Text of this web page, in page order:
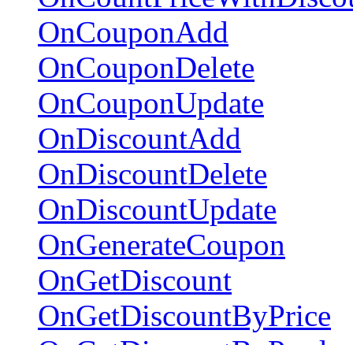
OnCouponAdd
OnCouponDelete
OnCouponUpdate
OnDiscountAdd
OnDiscountDelete
OnDiscountUpdate
OnGenerateCoupon
OnGetDiscount
OnGetDiscountByPrice